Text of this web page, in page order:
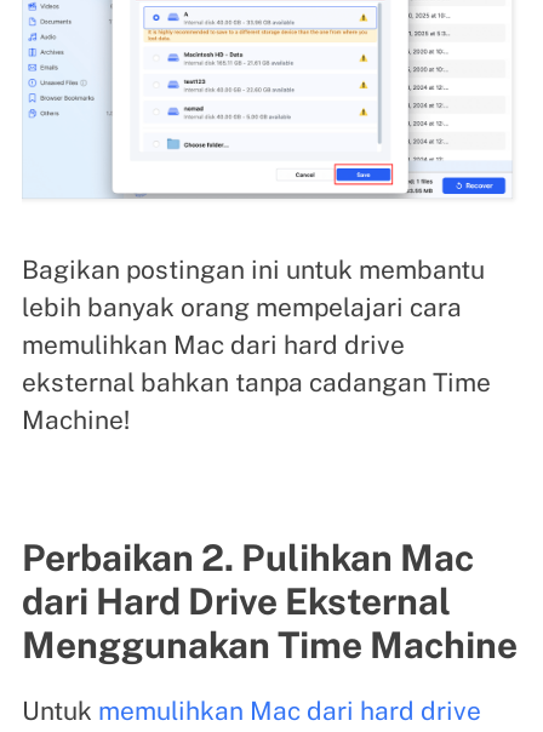
Bagikan postingan ini untuk membantu
lebih banyak orang mempelajari cara
memulihkan Mac dari hard drive
eksternal bahkan tanpa cadangan Time
Machine!
Perbaikan 2. Pulihkan Mac
dari Hard Drive Eksternal
Menggunakan Time Machine
Untuk memulihkan Mac dari hard drive